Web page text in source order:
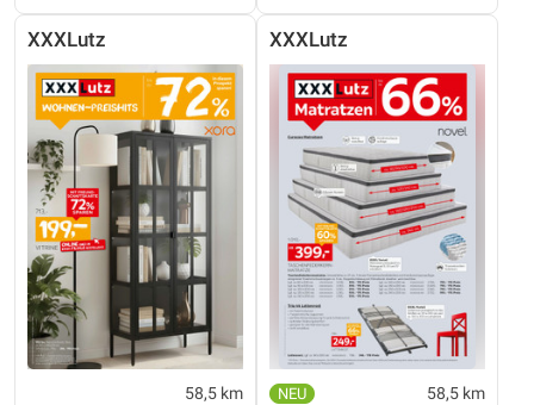
XXXLutz
58,5 km
XXXLutz
58,5 km